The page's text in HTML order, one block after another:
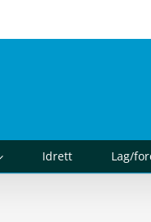
Idrett Lag/